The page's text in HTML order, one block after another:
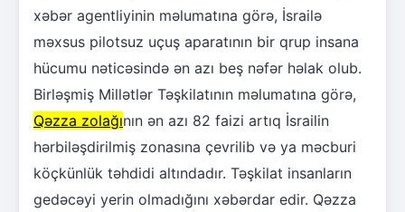
xəbər agentliyinin məlumatına görə, İsrailə
məxsus pilotsuz uçuş aparatının bir qrup insana
hücumu nəticəsində ən azı beş nəfər həlak olub.
Birləşmiş Millətlər Təşkilatının məlumatına görə,
Qəzza zolağının ən azı 82 faizi artıq İsrailin
hərbiləşdirilmiş zonasına çevrilib və ya məcburi
köçkünlük təhdidi altındadır. Təşkilat insanların
gedəcəyi yerin olmadığını xəbərdar edir. Qəzza